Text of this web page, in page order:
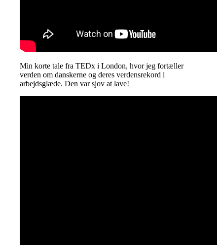
Min korte tale fra TEDx i London, hvor jeg fortæller
verden om danskerne og deres verdensrekord i
arbejdsglæde. Den var sjov at lave!